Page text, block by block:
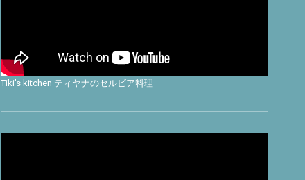
Tiki's kitchen ティヤナのセルビア料理